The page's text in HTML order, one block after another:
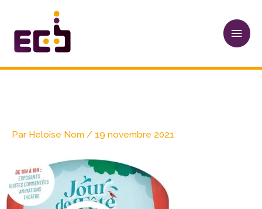
contenu
Par Heloise Nom / 19 novembre 2021